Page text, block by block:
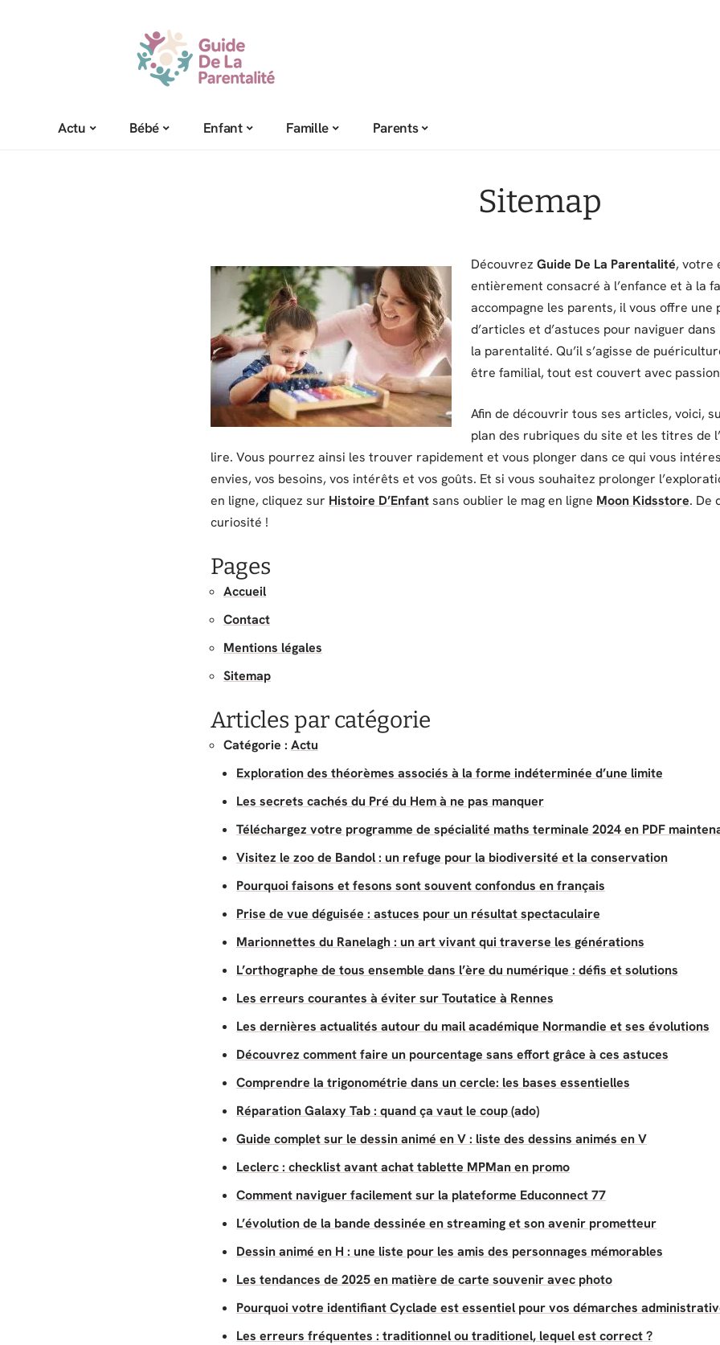
Actu Bébé Enfant Famille Parents
Sitemap
Découvrez Guide De La Parentalité, votre
entièrement consacré à l’enfance et à la
accompagne les parents, il vous offre
d’articles et d’astuces pour naviguer
la parentalité. Qu’il s’agisse de
être familial, tout est couvert avec
Afin de découvrir tous ses articles, voici,
plan des rubriques du site et les titres de
lire. Vous pourrez ainsi les trouver rapidement et vous plonger dans ce qui vous
envies, vos besoins, vos intérêts et vos goûts. Et si vous souhaitez prolonger
en ligne, cliquez sur Histoire D’Enfantsans oublier le mag en ligne Moon Kidsstore. De
curiosité !
Pages
Accueil
Contact
Mentions légales
Sitemap
Articles par catégorie
Catégorie : Actu
Exploration des théorèmes associés à la forme indéterminée d’une limite
Les secrets cachés du Pré du Hem à ne pas manquer
Téléchargez votre programme de spécialité maths terminale 2024 en PDF
Visitez le zoo de Bandol : un refuge pour la biodiversité et la conservation
Pourquoi faisons et fesons sont souvent confondus en français
Prise de vue déguisée : astuces pour un résultat spectaculaire
Marionnettes du Ranelagh : un art vivant qui traverse les générations
L’orthographe de tous ensemble dans l’ère du numérique : défis et solutions
Les erreurs courantes à éviter sur Toutatice à Rennes
Les dernières actualités autour du mail académique Normandie et ses évolutions
Découvrez comment faire un pourcentage sans effort grâce à ces astuces
Comprendre la trigonométrie dans un cercle: les bases essentielles
Réparation Galaxy Tab : quand ça vaut le coup (ado)
Guide complet sur le dessin animé en V : liste des dessins animés en V
Leclerc : checklist avant achat tablette MPMan en promo
Comment naviguer facilement sur la plateforme Educonnect 77
L’évolution de la bande dessinée en streaming et son avenir prometteur
Dessin animé en H : une liste pour les amis des personnages mémorables
Les tendances de 2025 en matière de carte souvenir avec photo
Pourquoi votre identifiant Cyclade est essentiel pour vos démarches
Les erreurs fréquentes : traditionnel ou traditionel, lequel est correct ?